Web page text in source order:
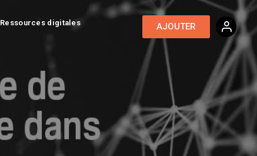
Ressources digitales
AJOUTER